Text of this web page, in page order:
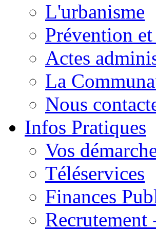
L'urbanisme
Prévention
Actes
La
Nous
Infos Pratiques
Vos
Téléservices
Finances